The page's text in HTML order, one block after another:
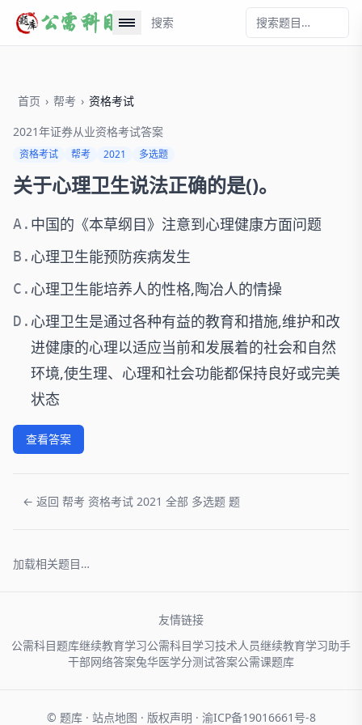
搜索
首页 › 帮考 › 资格考试
2021年证券从业资格考试答案
资格考试 帮考 2021 多选题
关于心理卫生说法正确的是()。
A. 中国的《本草纲目》注意到心理健康方面问题
B. 心理卫生能预防疾病发生
C. 心理卫生能培养人的性格,陶冶人的情操
D. 心理卫生是通过各种有益的教育和措施,维护和改
进健康的心理以适应当前和发展着的社会和自然
环境,使生理、心理和社会功能都保持良好或完美
状态
查看答案
← 返回 帮考 资格考试 2021 全部 多选题 题
加载相关题目…
友情链接
公需科目题库继续教育学习公需科目学习技术人员继续教育学习助手
干部网络答案兔华医学分测试答案公需课题库
© 题库 · 站点地图 · 版权声明 · 渝ICP备19016661号-8